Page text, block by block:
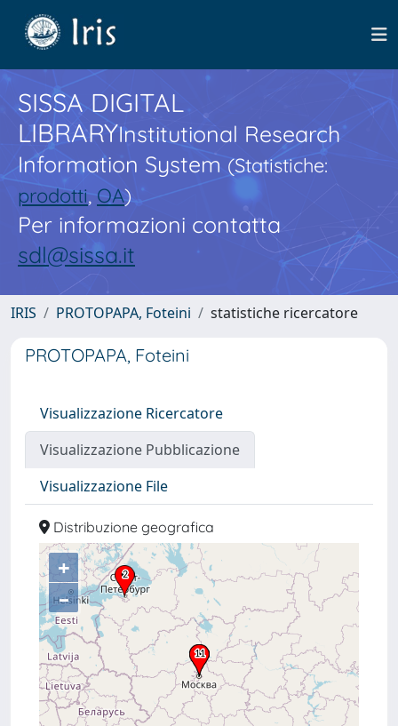
SISSA DIGITAL
LIBRARYInstitutional Research
Information System(Statistiche:
prodotti,OA)
Per informazioni contatta
sdl@sissa.it
IRIS PROTOPAPA, Foteini statistiche ricercatore
PROTOPAPA, Foteini
Visualizzazione Ricercatore
Visualizzazione Pubblicazione
Visualizzazione File
Distribuzione geografica
+
–